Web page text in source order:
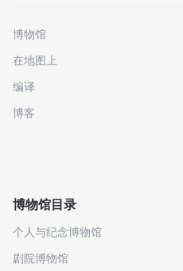
博物馆
在地图上
编译
博客
博物馆目录
个人与纪念博物馆
剧院博物馆